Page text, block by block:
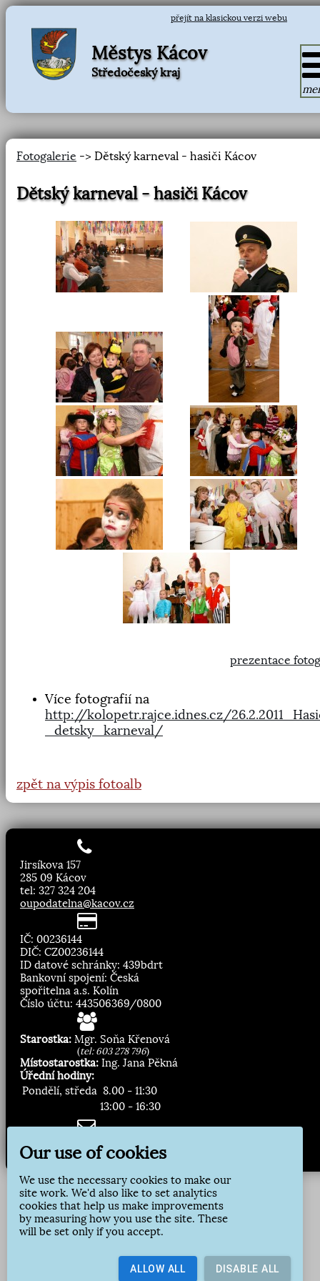
přejít na klasickou verzi webu
Městys Kácov
Středočeský kraj
Fotogalerie -> Dětský karneval - hasiči Kácov
Dětský karneval - hasiči Kácov
prezentace
Více fotografií na
http://kolopetr.rajce.idnes.cz/
_detsky_karneval/
zpět na výpis fotoalb
Jirsíkova 157
285 09 Kácov
tel: 327 324 204
oupodatelna@kacov.cz
IČ: 00236144
DIČ: CZ00236144
ID datové schránky: 439bdrt
Bankovní spojení: Česká
spořitelna a.s. Kolín
Číslo účtu: 443506369/0800
Starostka: Mgr. Soňa Křenová
(tel: 603 278 796)
Místostarostka: Ing. Jana Pěkná
Úřední hodiny:
Pondělí, středa 8.00 - 11:30
13:00 - 16:30
Zasílání novinek:
Přihlásit odběr
Our use of cookies
We use the necessary cookies to make our
site work. We'd also like to set analytics
cookies that help us make improvements
by measuring how you use the site. These
will be set only if you accept.
ALLOW ALL DISABLE ALL